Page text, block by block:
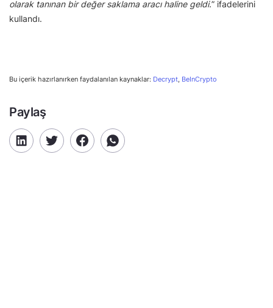
olarak tanınan bir değer saklama aracı haline geldi.” ifadelerini
kullandı.
Bu içerik hazırlanırken faydalanılan kaynaklar: Decrypt, BeInCrypto
Paylaş